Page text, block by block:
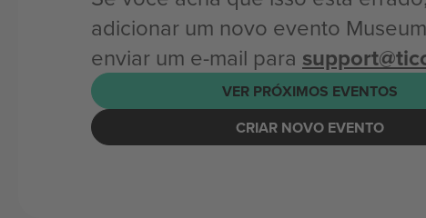
adicionar um novo evento
enviar um e-mail para
VER PRÓXIMOS EVENTOS
CRIAR NOVO EVENTO